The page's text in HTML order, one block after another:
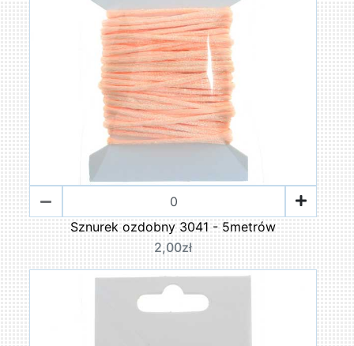
Sznurek ozdobny 3041 - 5metrów
2,00zł